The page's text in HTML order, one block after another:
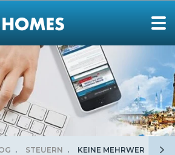
STEUERN KEINE